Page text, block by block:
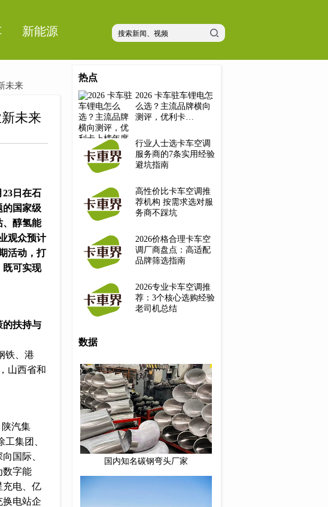
新能源
未来
未来
23日在石
的国家级
、醇氢能
观众预计
活动，打
既可实现
的扶持与
铁、港
山西省和
汽集
集团、
国际、
数字能
充电、亿
换电站企
热点
2026 卡车驻车锂电怎
么选？主流品牌横向
测评，优利卡…
行业人士选卡车空调
服务商的7条实用经验
避坑指南
高性价比卡车空调推
荐机构 按需求选对服
务商不踩坑
2026价格合理卡车空
调厂商盘点：高适配
品牌筛选指南
2026专业卡车空调推
荐：3个核心选购经验
老司机总结
数据
国内知名碳钢弯头厂家